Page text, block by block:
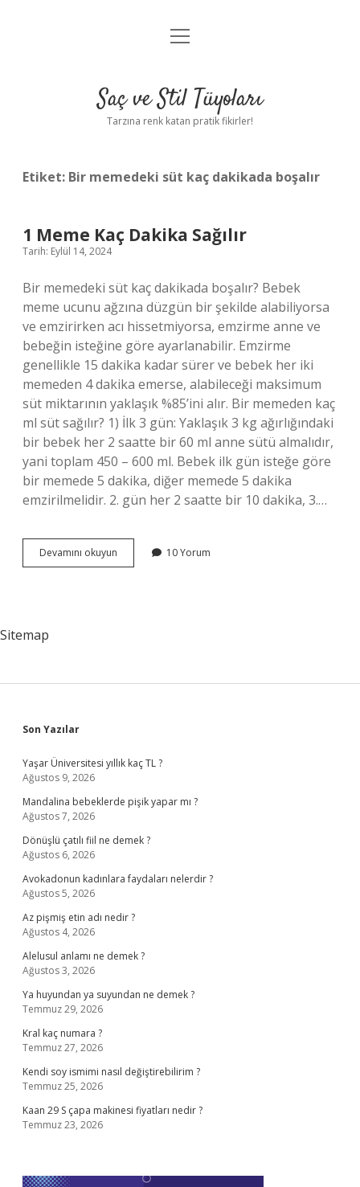
Anasayfa
Yasal Uyarı
menüyü
Saç ve Stil Tüyoları
Tarzına renk katan pratik fikirler!
Etiket: Bir memedeki süt kaç dakikada boşalır
1 Meme Kaç Dakika Sağılır
Tarih: Eylül 14, 2024
Bir memedeki süt kaç dakikada boşalır? Bebek
meme ucunu ağzına düzgün bir şekilde alabiliyorsa
ve emzirirken acı hissetmiyorsa, emzirme anne ve
bebeğin isteğine göre ayarlanabilir. Emzirme
genellikle 15 dakika kadar sürer ve bebek her iki
memeden 4 dakika emerse, alabileceği maksimum
süt miktarının yaklaşık %85’ini alır. Bir memeden kaç
ml süt sağılır? 1) İlk 3 gün: Yaklaşık 3 kg ağırlığındaki
bir bebek her 2 saatte bir 60 ml anne sütü almalıdır,
yani toplam 450 – 600 ml. Bebek ilk gün isteğe göre
bir memede 5 dakika, diğer memede 5 dakika
emzirilmelidir. 2. gün her 2 saatte bir 10 dakika, 3.…
Devamını okuyun
Meme
10 Yorum
Sitemap
Sidebar
Son Yazılar
Yaşar Üniversitesi yıllık kaç TL ?
Ağustos 9, 2026
Mandalina bebeklerde pişik yapar mı ?
Ağustos 7, 2026
Dönüşlü çatılı fiil ne demek ?
Ağustos 6, 2026
Avokadonun kadınlara faydaları nelerdir ?
Ağustos 5, 2026
Az pişmiş etin adı nedir ?
Ağustos 4, 2026
Alelusul anlamı ne demek ?
Ağustos 3, 2026
Ya huyundan ya suyundan ne demek ?
Temmuz 29, 2026
Kral kaç numara ?
Temmuz 27, 2026
Kendi soy ismimi nasıl değiştirebilirim ?
Temmuz 25, 2026
Kaan 29 S çapa makinesi fiyatları nedir ?
Temmuz 23, 2026